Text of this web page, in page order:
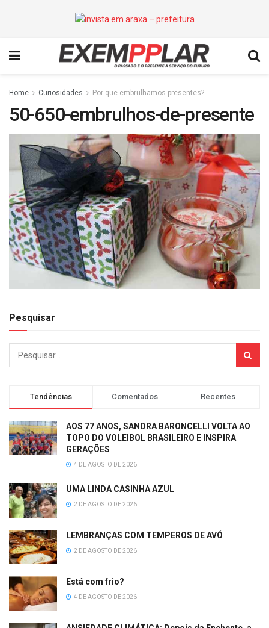
Home Curiosidades Por que embrulhamos presentes?
50-650-embrulhos-de-presente
Pesquisar
Tendências Comentados Recentes
AOS 77 ANOS, SANDRA BARONCELLI VOLTA AO
TOPO DO VOLEIBOL BRASILEIRO E INSPIRA
GERAÇÕES
4 DE AGOSTO DE 2026
UMA LINDA CASINHA AZUL
2 DE AGOSTO DE 2026
LEMBRANÇAS COM TEMPEROS DE AVÓ
2 DE AGOSTO DE 2026
Está com frio?
4 DE AGOSTO DE 2026